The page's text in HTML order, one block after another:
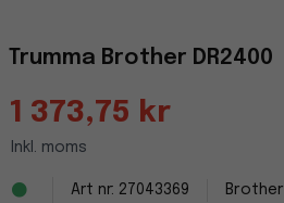
Trumma Brother DR2400
1 373,75 kr
Inkl. moms
27043369 Brother